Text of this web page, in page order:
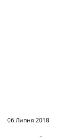
06 Липня 2018